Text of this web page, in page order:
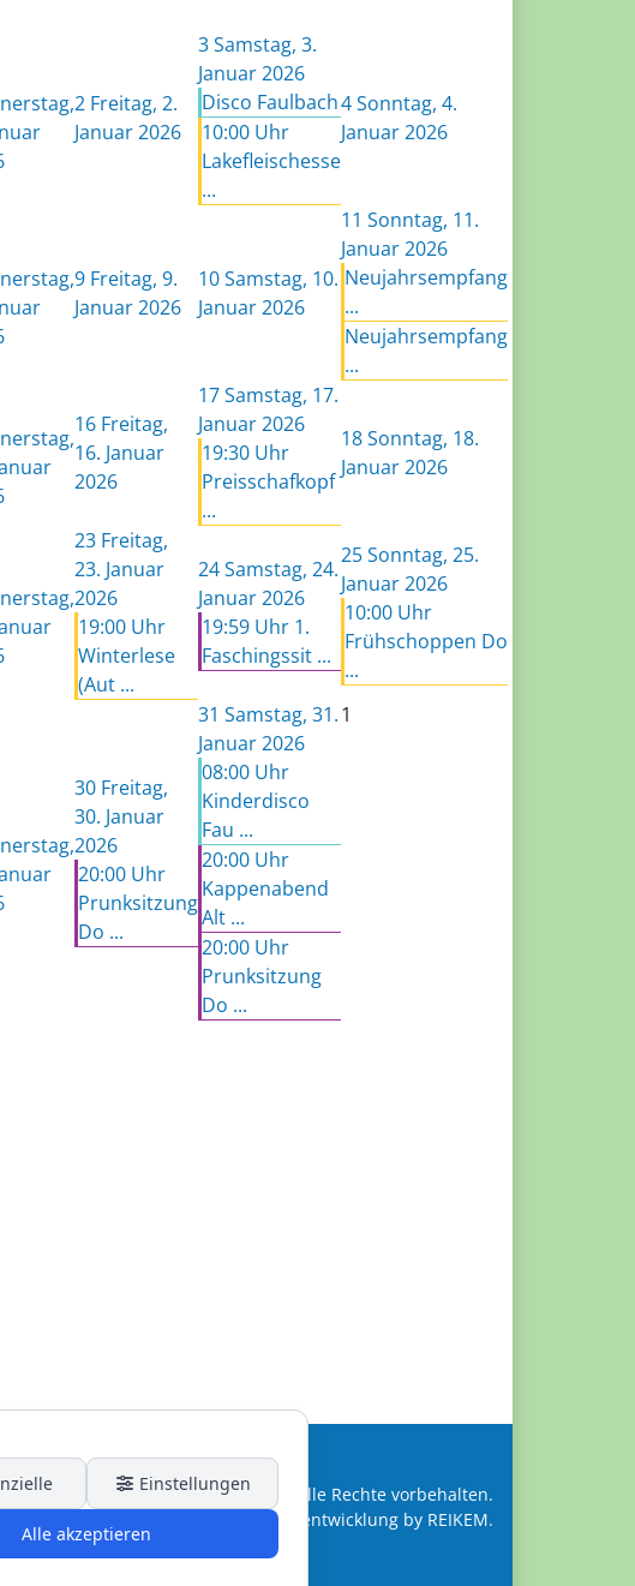
2 Freitag, 2.
Januar 2026
3Samstag, 3.
Januar 2026
Disco Faulbach
10:00 Uhr
Lakefleischesse
...
4Sonntag, 4.
Januar 2026
9 Freitag, 9.
Januar 2026
10Samstag, 10.
Januar 2026
11 Sonntag, 11.
Januar 2026
Neujahrsempfang
...
Neujahrsempfang
...
16 Freitag,
16. Januar
2026
17Samstag, 17.
Januar 2026
19:30 Uhr
Preisschafkopf
...
18Sonntag, 18.
Januar 2026
23 Freitag,
23. Januar
2026
19:00 Uhr
Winterlese
(Aut ...
24Samstag, 24.
Januar 2026
19:59 Uhr 1.
Faschingssit ...
25Sonntag, 25.
Januar 2026
10:00 Uhr
Frühschoppen Do
...
30 Freitag,
30. Januar
2026
20:00 Uhr
Prunksitzung
Do ...
31 Samstag, 31.
Januar 2026
08:00 Uhr
Kinderdisco
Fau ...
20:00 Uhr
Kappenabend
Alt ...
20:00 Uhr
Prunksitzung
Do ...
1
© 2026 | Alle Rechte vorbehalten.
Webentwicklung by REIKEM.
Einstellungen
Alle akzeptieren